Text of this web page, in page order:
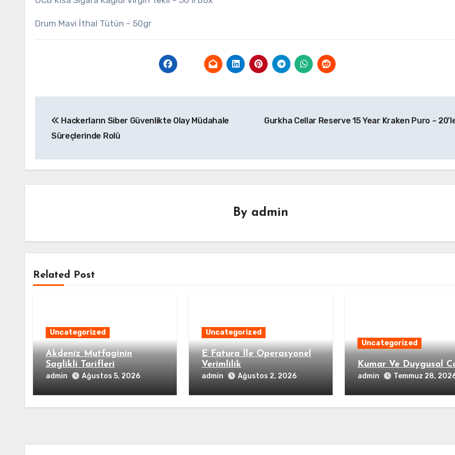
Drum Mavi İthal Tütün – 50gr
gezinmesi
Hackerların Siber Güvenlikte Olay Müdahale
Süreçlerinde Rolü
Gurkha Cellar Reserve 15 Year Kraken Puro –
By admin
Related Post
Uncategorized
Akdeniz Mutfaginin
Saglikli Tarifleri
admin Ağustos 5, 2026
Uncategorized
E Fatura İle Operasyonel
Verimlilik
admin Ağustos 2, 2026
Uncategorized
Kumar Ve Duygusal
admin Temmuz 28,